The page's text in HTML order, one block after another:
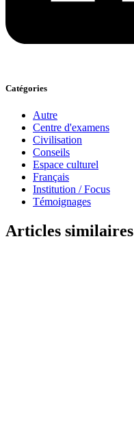
Catégories
Autre
Centre d'examens
Civilisation
Conseils
Espace culturel
Français
Institution / Focus
Témoignages
Articles similaires